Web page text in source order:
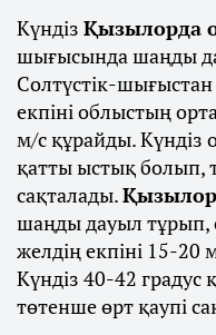
Күндіз Қызылорда
шығысында шаңды
Солтүстік-шығыстан
екпіні облыстың
м/с құрайды. Күндіз
қатты ыстық болып,
сақталады.
шаңды дауыл тұрып,
желдің екпіні 15-20
Күндіз 40-42
төтенше өрт қаупі